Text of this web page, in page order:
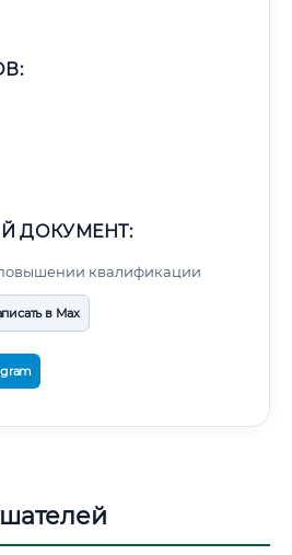
ДОКУМЕНТ:
квалификации
в Max